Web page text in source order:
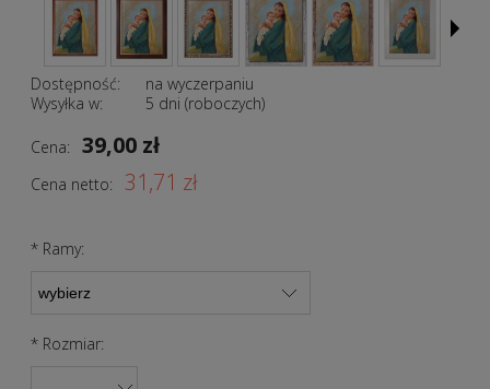
Dostępność:
na wyczerpaniu
Wysyłka w:
5 dni (roboczych)
Cena: 39,00 zł
Cena netto: 31,71 zł
* Ramy:
* Rozmiar: